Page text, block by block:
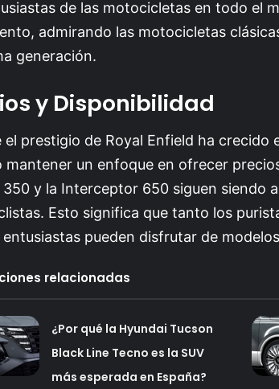
de las motocicletas en todo el
admirando las motocicletas
generación.
y Disponibilidad
el prestigio de Royal Enfield ha crecido
mantener un enfoque en ofrecer
y la Interceptor 650 siguen siendo
Esto significa que tanto los
entusiastas pueden disfrutar de
relacionadas
¿Por qué la Hyundai Tucson
Black Line Tecno es la SUV
más esperada en España?